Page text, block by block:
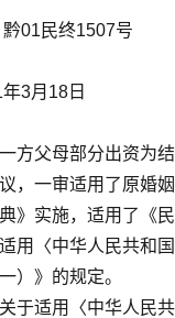
01民终1507号
3月18日
方父母部分出资为
，一审适用了原婚姻
》实施，适用了《
用〈中华人民共和
）》的规定。
于适用〈中华人民